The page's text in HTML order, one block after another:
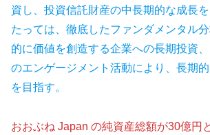
資し、投資信託財産の中長期的な成長
たっては、徹底したファンダメンタル
的に価値を創造する企業への長期投資
のエンゲージメント活動により、長期
を目指す。
おおぶね Japan の純資産総額が30億円